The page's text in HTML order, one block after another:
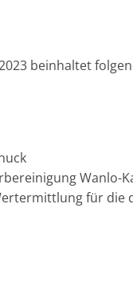
beinhaltet
Wanlo-
für die